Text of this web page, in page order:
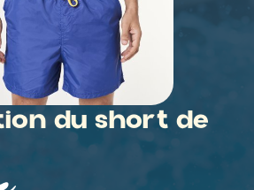
du short de